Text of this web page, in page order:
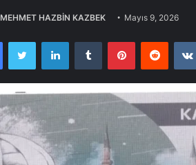
MEHMET HAZBİN KAZBEK Mayıs 9, 2026
FacebookTwitter LinkedInTumblr PinterestReddit